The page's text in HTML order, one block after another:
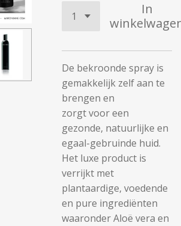
In
De bekroonde spray is
gemakkelijk zelf aan te
brengen en
zorgt voor een
gezonde, natuurlijke en
egaal-gebruinde huid.
Het luxe product is
verrijkt met
plantaardige, voedende
en pure ingrediënten
waaronder Aloë vera en